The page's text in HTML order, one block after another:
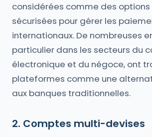
considérées comme des
sécurisées pour gérer les
internationaux. De nombreuses
particulier dans les secteurs du
électronique et du négoce, ont
plateformes comme une
aux banques traditionnelles.
2. Comptes multi-devises